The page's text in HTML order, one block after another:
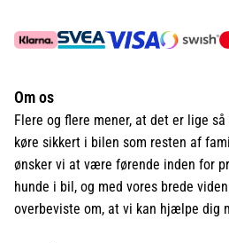
Om os
Flere og flere mener, at det er lige
køre sikkert i bilen som resten af
ønsker vi at være førende inden for
hunde i bil, og med vores brede
overbeviste om, at vi kan hjælpe dig